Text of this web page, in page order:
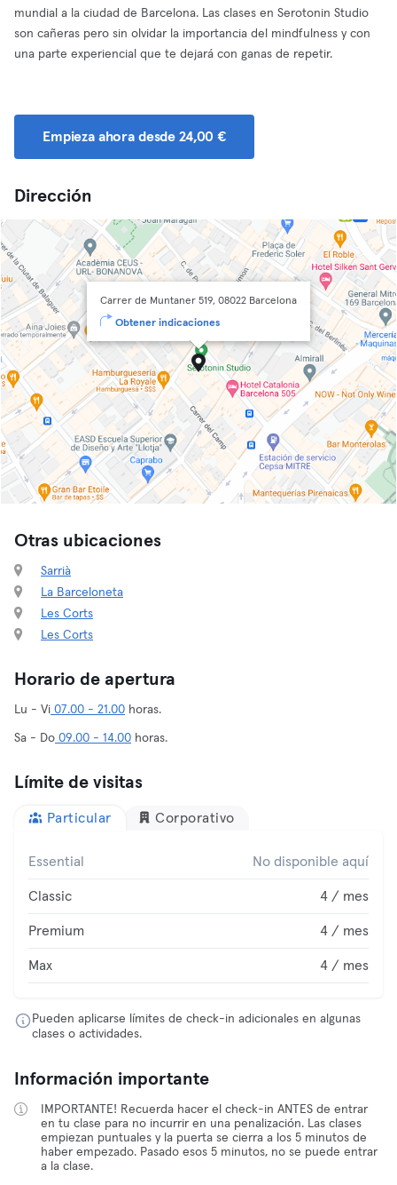
mundial a la ciudad de Barcelona. Las clases en Serotonin Studio
son cañeras pero sin olvidar la importancia del mindfulness y con
una parte experiencial que te dejará con ganas de repetir.
Empieza ahora desde 24,00 €
Dirección
Carrer de Muntaner 519, 08022 Barcelona
Obtener indicaciones
Otras ubicaciones
Sarrià
La Barceloneta
Les Corts
Les Corts
Horario de apertura
Lu - Vi 07.00 - 21.00 horas.
Sa - Do 09.00 - 14.00 horas.
Límite de visitas
Particular Corporativo
Essential No disponible aquí
Classic 4 / mes
Premium 4 / mes
Max 4 / mes
Pueden aplicarse límites de check-in adicionales en algunas
clases o actividades.
Información importante
IMPORTANTE! Recuerda hacer el check-in ANTES de entrar
en tu clase para no incurrir en una penalización. Las clases
empiezan puntuales y la puerta se cierra a los 5 minutos de
haber empezado. Pasado esos 5 minutos, no se puede entrar
a la clase.